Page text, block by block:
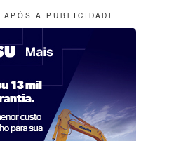
A P Ó S A P U B L I C I D A D E